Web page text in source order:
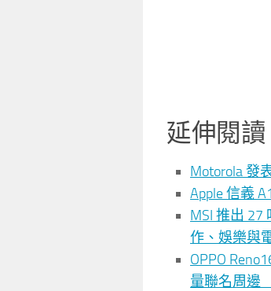
延伸閱讀
Motorola 發
Apple 信義
MSI 推出
作、娛樂與
OPPO
量聯名周邊